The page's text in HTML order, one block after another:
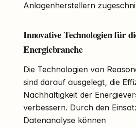
Anlagenherstellern
Innovative Technologien für
Energiebranche
Die Technologien von
sind darauf ausgelegt, die
Nachhaltigkeit der
verbessern. Durch den
Datenanalyse können